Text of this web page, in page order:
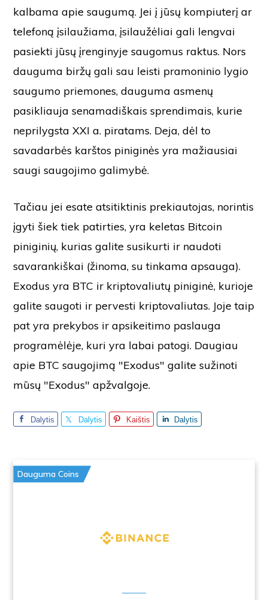
kalbama apie saugumą. Jei į jūsų kompiuterį ar
telefoną įsilaužiama, įsilaužėliai gali lengvai
pasiekti jūsų įrenginyje saugomus raktus. Nors
dauguma biržų gali sau leisti pramoninio lygio
saugumo priemones, dauguma asmenų
pasikliauja senamadiškais sprendimais, kurie
neprilygsta XXI a. piratams. Deja, dėl to
savadarbės karštos piniginės yra mažiausiai
saugi saugojimo galimybė.
Tačiau jei esate atsitiktinis prekiautojas, norintis
įgyti šiek tiek patirties, yra keletas Bitcoin
piniginių, kurias galite susikurti ir naudoti
savarankiškai (žinoma, su tinkama apsauga).
Exodus yra BTC ir kriptovaliutų piniginė, kurioje
galite saugoti ir pervesti kriptovaliutas. Joje taip
pat yra prekybos ir apsikeitimo paslauga
programėlėje, kuri yra labai patogi. Daugiau
apie BTC saugojimą "Exodus" galite sužinoti
mūsų "Exodus" apžvalgoje.
Dalytis Dalytis Kaištis Dalytis
Dauguma Coins